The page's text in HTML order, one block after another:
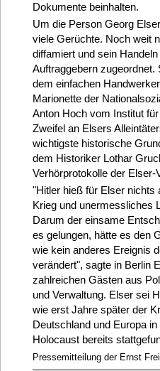
Dokumente beinhalten.
Um die Person Georg
viele Gerüchte. Noch weit
diffamiert und sein
Auftraggebern
dem einfachen
Marionette der
Anton Hoch vom Institut
Zweifel an Elsers
wichtigste historische
dem Historiker Lothar
Verhörprotokolle der Elser-
"Hitler hieß für Elser nichts
Krieg und unermessliches
Darum der einsame
es gelungen, hätte es den
wie kein anderes Ereignis
verändert", sagte in Berlin
zahlreichen Gästen aus
und Verwaltung. Elser sei
wie erst Jahre später der
Deutschland und Europa
Holocaust bereits
Pressemitteilung der Ernst